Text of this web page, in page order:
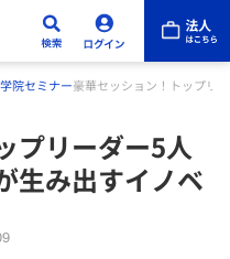
院セミナー豪華セッション！トップリ
プリーダー5人
生み出すイノベ